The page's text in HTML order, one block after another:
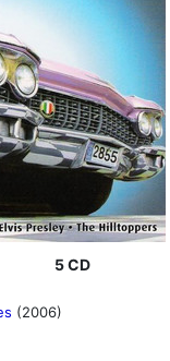
5 CD
(2006)